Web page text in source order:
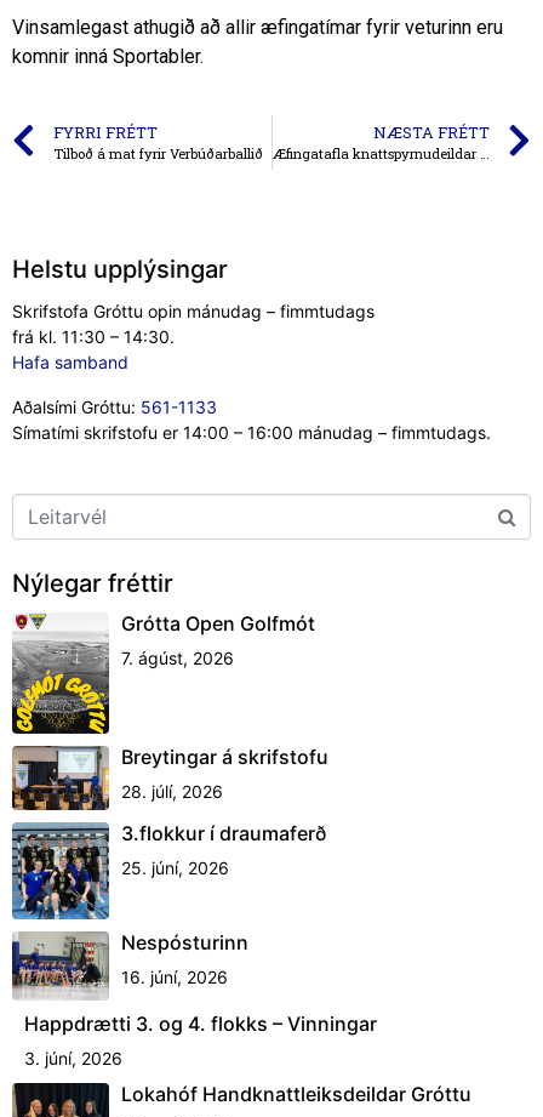
Vinsamlegast athugið að allir æfingatímar fyrir veturinn eru
komnir inná Sportabler.
FYRRI FRÉTT
Tilboð á mat fyrir Verbúðarballið
NÆSTA FRÉTT
Æfingatafla knattspyrnudeildar 2022-2023
Helstu upplýsingar
Skrifstofa Gróttu opin mánudag – fimmtudags
frá kl. 11:30 – 14:30.
Hafa samband
Aðalsími Gróttu: 561-1133
Símatími skrifstofu er 14:00 – 16:00 mánudag – fimmtudags.
Nýlegar fréttir
Grótta Open Golfmót
7. ágúst, 2026
Breytingar á skrifstofu
28. júlí, 2026
3.flokkur í draumaferð
25. júní, 2026
Nespósturinn
16. júní, 2026
Happdrætti 3. og 4. flokks – Vinningar
3. júní, 2026
Lokahóf Handknattleiksdeildar Gróttu